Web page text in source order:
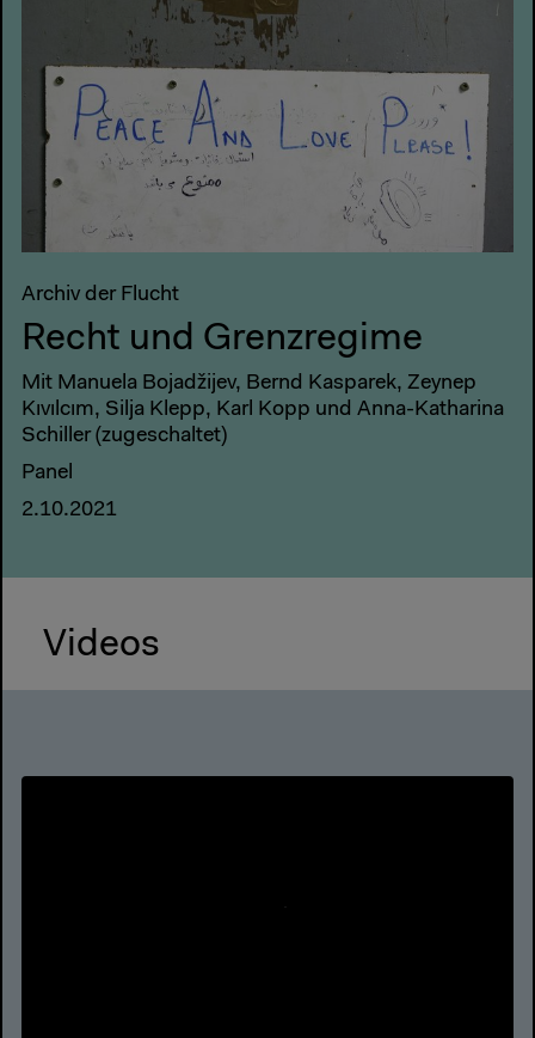
Archiv der Flucht
Recht und Grenzregime
Mit Manuela Bojadžijev, Bernd Kasparek, Zeynep
Kıvılcım, Silja Klepp, Karl Kopp und Anna-Katharina
Schiller (zugeschaltet)
Panel
2.10.2021
Videos